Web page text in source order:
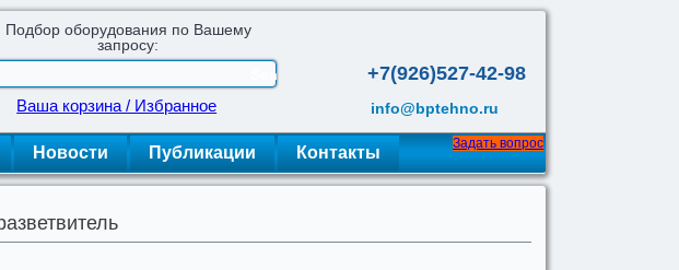
+7(926)527-42-98
info@bptehno.ru
Подбор оборудования по Вашему
запросу:
Ваша корзина / Избранное
Новости Публикации Контакты Задать вопрос